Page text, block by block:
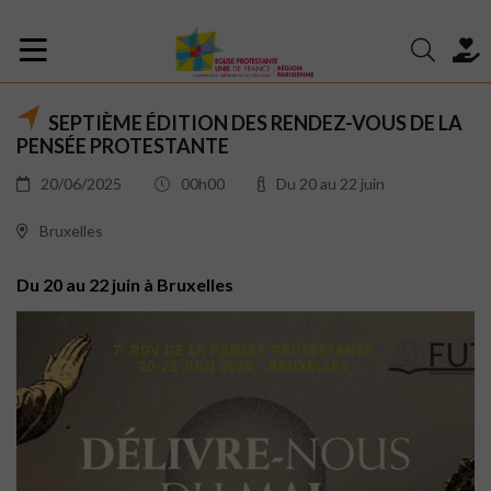
SEPTIÈME ÉDITION DES RENDEZ-VOUS DE LA
PENSÉE PROTESTANTE
20/06/2025 00h00 Du 20 au 22 juin
Bruxelles
Du 20 au 22 juin à Bruxelles